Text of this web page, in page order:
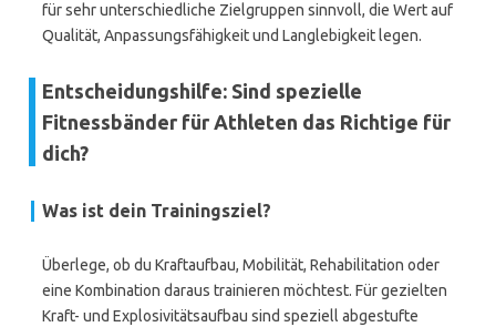
für sehr unterschiedliche Zielgruppen sinnvoll, die Wert auf
Qualität, Anpassungsfähigkeit und Langlebigkeit legen.
Entscheidungshilfe: Sind spezielle
Fitnessbänder für Athleten das Richtige für
dich?
Was ist dein Trainingsziel?
Überlege, ob du Kraftaufbau, Mobilität, Rehabilitation oder
eine Kombination daraus trainieren möchtest. Für gezielten
Kraft- und Explosivitätsaufbau sind speziell abgestufte